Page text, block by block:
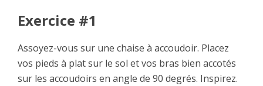
Exercice #1
Assoyez-vous sur une chaise à accoudoir. Placez
vos pieds à plat sur le sol et vos bras bien accotés
sur les accoudoirs en angle de 90 degrés. Inspirez.